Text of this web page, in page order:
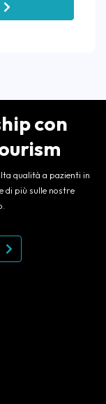
con
qualità a pazienti in
di più sulle nostre